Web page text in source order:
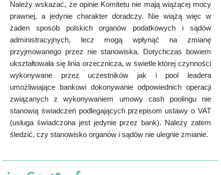
Należy wskazać, że opinie Komitetu nie mają wiążącej mocy
prawnej, a jedynie charakter doradczy. Nie wiążą więc w
żaden sposób polskich organów podatkowych i sądów
administracyjnych, lecz mogą wpłynąć na zmianę
przyjmowanego przez nie stanowiska. Dotychczas bowiem
ukształtowała się linia orzecznicza, w świetle której czynności
wykonywane przez uczestników jak i pool leadera
umożliwiające bankowi dokonywanie odpowiednich operacji
związanych z wykonywaniem umowy cash poolingu nie
stanowią świadczeń podlegających przepisom ustawy o VAT
(usługa świadczona jest jedynie przez bank). Należy zatem
śledzić, czy stanowisko organów i sądów nie ulegnie zmianie.